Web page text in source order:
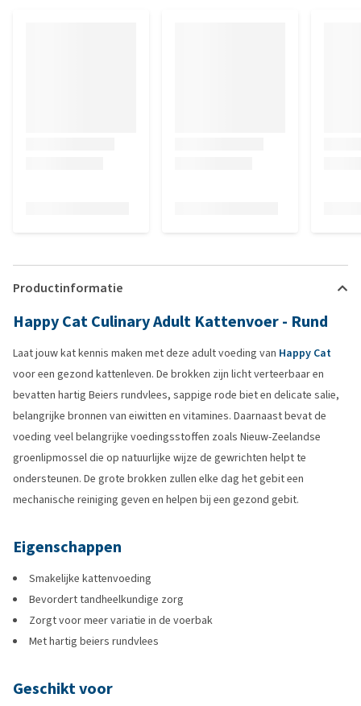
Productinformatie
Happy Cat Culinary Adult Kattenvoer - Rund
Laat jouw kat kennis maken met deze adult voeding van Happy Cat
voor een gezond kattenleven. De brokken zijn licht verteerbaar en
bevatten hartig Beiers rundvlees, sappige rode biet en delicate salie,
belangrijke bronnen van eiwitten en vitamines. Daarnaast bevat de
voeding veel belangrijke voedingsstoffen zoals Nieuw-Zeelandse
groenlipmossel die op natuurlijke wijze de gewrichten helpt te
ondersteunen. De grote brokken zullen elke dag het gebit een
mechanische reiniging geven en helpen bij een gezond gebit.
Eigenschappen
Smakelijke kattenvoeding
Bevordert tandheelkundige zorg
Zorgt voor meer variatie in de voerbak
Met hartig beiers rundvlees
Geschikt voor